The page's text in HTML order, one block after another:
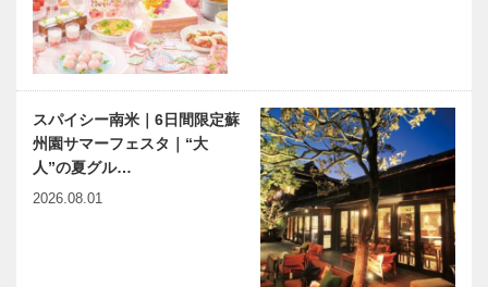
スパイシー南米｜6日間限定蘇
州園サマーフェスタ｜“大
人”の夏グル…
2026.08.01